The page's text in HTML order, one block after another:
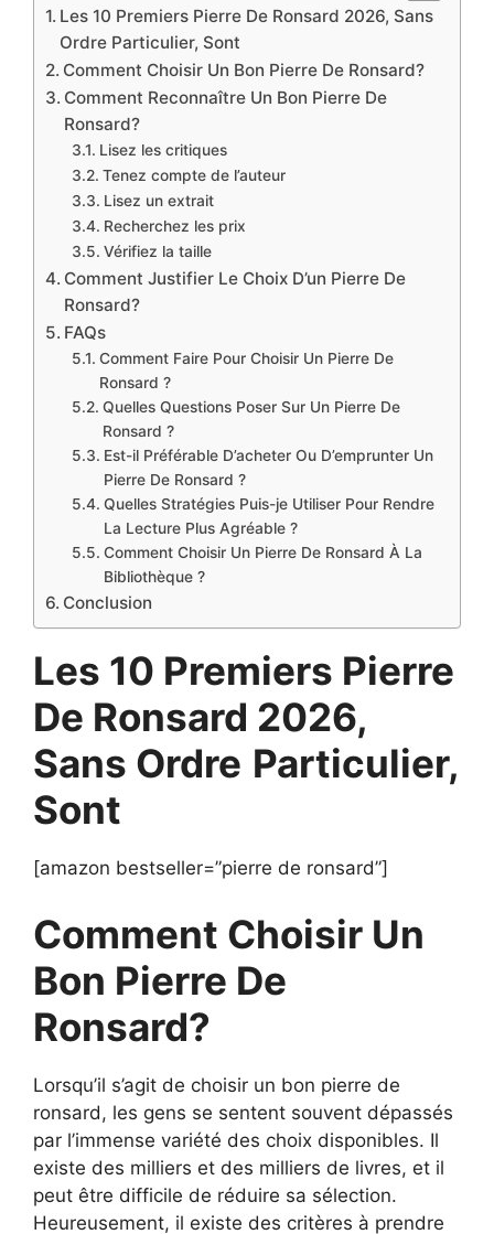
Les 10 Premiers Pierre De Ronsard 2026, Sans
Ordre Particulier, Sont
Comment Choisir Un Bon Pierre De Ronsard?
Comment Reconnaître Un Bon Pierre De
Ronsard?
Lisez les critiques
Tenez compte de l’auteur
Lisez un extrait
Recherchez les prix
Vérifiez la taille
Comment Justifier Le Choix D’un Pierre De
Ronsard?
FAQs
Comment Faire Pour Choisir Un Pierre De
Ronsard ?
Quelles Questions Poser Sur Un Pierre De
Ronsard ?
Est-il Préférable D’acheter Ou D’emprunter Un
Pierre De Ronsard ?
Quelles Stratégies Puis-je Utiliser Pour Rendre
La Lecture Plus Agréable ?
Comment Choisir Un Pierre De Ronsard À La
Bibliothèque ?
Conclusion
Les 10 Premiers Pierre
De Ronsard 2026,
Sans Ordre Particulier,
Sont
[amazon bestseller=”pierre de ronsard”]
Comment Choisir Un
Bon Pierre De
Ronsard?
Lorsqu’il s’agit de choisir un bon pierre de
ronsard, les gens se sentent souvent dépassés
par l’immense variété des choix disponibles. Il
existe des milliers et des milliers de livres, et il
peut être difficile de réduire sa sélection.
Heureusement, il existe des critères à prendre